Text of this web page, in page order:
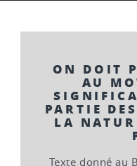
ON DOIT
AU
PARTIE
LA
Texte donné au